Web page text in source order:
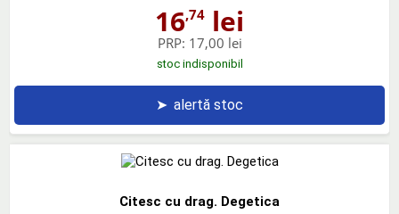
16,74 lei
PRP: 17,00 lei
stoc indisponibil
➤ alertă stoc
Citesc cu drag. Degetica